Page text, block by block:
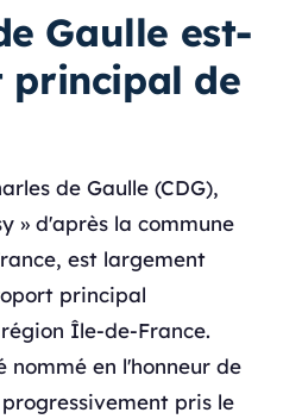
Gaulle est-
de
de Gaulle (CDG),
» d'après la commune
est largement
principal
Île-de-France.
nommé en l'honneur de
pris le